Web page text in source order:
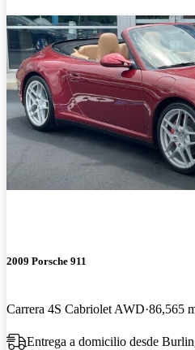
2009 Porsche 911
Carrera 4S Cabriolet AWD 86,565
Entrega a domicilio desde